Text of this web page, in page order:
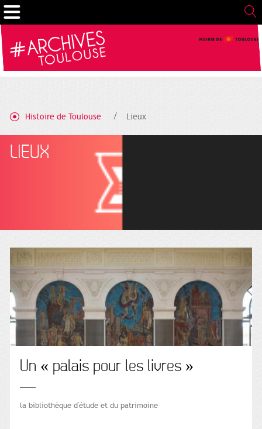
Histoire de Toulouse Lieux
LIEUX
Un « palais pour les livres »
la bibliothèque d'étude et du patrimoine
Gestion de vos préférences sur les cookies